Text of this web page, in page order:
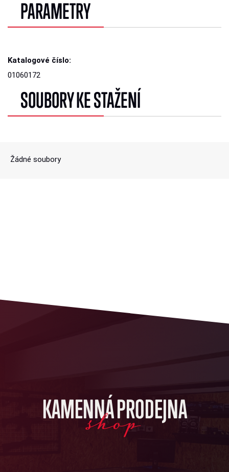
PARAMETRY
Katalogové číslo:
01060172
SOUBORY KE STAŽENÍ
Žádné soubory
KAMENNÁ PRODEJNA
shop